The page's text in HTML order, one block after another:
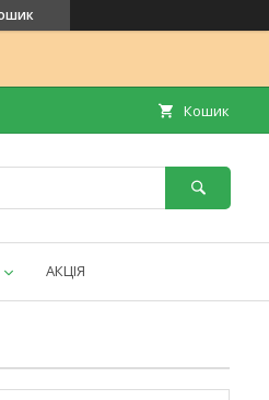
Кошик
АКЦІЯ